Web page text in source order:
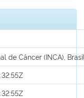
de Câncer (INCA),